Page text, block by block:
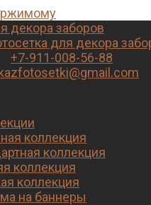
для декора
+7-911-008-56-88
коллекция
коллекция
коллекция
коллекция
на баннеры